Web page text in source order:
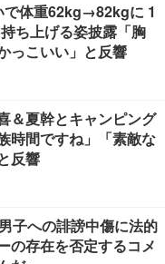
で体重62kg→82kgに 1
ち上げる姿披露「胸
っこいい」と反響
＆夏幹とキャンピング
時間ですね」「素敵な
反響
子への誹謗中傷に法的
の存在を否定するコメ